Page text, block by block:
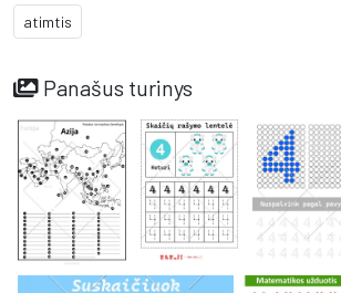
atimtis
Panašus turinys